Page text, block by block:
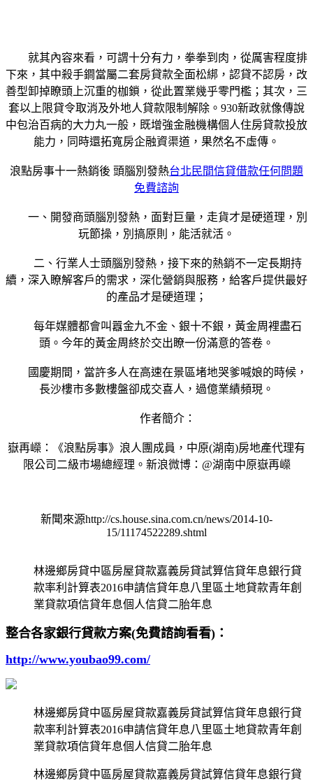
就其內容來看，可謂十分有力，拳拳到肉，從厲害程度排
下來，其中殺手鐧當屬二套房貸款全面松綁，認貸不認房，改
善型卸掉瞭頭上沉重的枷鎖，從此置業幾乎零門檻；其次，三
套以上限貸令取消及外地人貸款限制解除。930新政就像傳說
中包治百病的大力丸一般，既增強金融機構個人住房貸款投放
能力，同時還拓寬房企融資渠道，果然名不虛傳。
浪點房事十一熱銷後 頭腦別發熱台北民間信貸借款任何問題
免費諮詢
一、開發商頭腦別發熱，面對巨量，走貨才是硬道理，別
玩節操，別搞原則，能活就活。
二、行業人士頭腦別發熱，接下來的熱銷不一定長期持
續，深入瞭解客戶的需求，深化營銷與服務，給客戶提供最好
的產品才是硬道理；
每年媒體都會叫囂金九不金、銀十不銀，黃金周裡盡石
頭。今年的黃金周終於交出瞭一份滿意的答卷。
國慶期間，當許多人在高速在景區堵地哭爹喊娘的時候，
長沙樓市多數樓盤卻成交喜人，過億業績頻現。
作者簡介：
嶽再嶸：《浪點房事》浪人團成員，中原(湖南)房地產代理有
限公司二級市場總經理。新浪微博：@湖南中原嶽再嶸
新聞來源http://cs.house.sina.com.cn/news/2014-10-
15/11174522289.shtml
林邊鄉房貸中區房屋貸款嘉義房貸試算信貸年息銀行貸
款率利計算表2016申請信貸年息八里區土地貸款青年創
業貸款項信貸年息個人信貸二胎年息
整合各家銀行貸款方案(免費諮詢看看)：
http://www.youbao99.com/
林邊鄉房貸中區房屋貸款嘉義房貸試算信貸年息銀行貸
款率利計算表2016申請信貸年息八里區土地貸款青年創
業貸款項信貸年息個人信貸二胎年息
林邊鄉房貸中區房屋貸款嘉義房貸試算信貸年息銀行貸